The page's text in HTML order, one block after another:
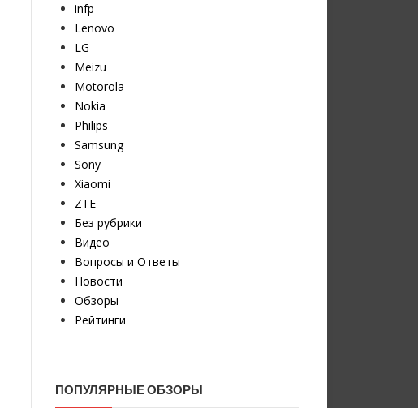
infp
Lenovo
LG
Meizu
Motorola
Nokia
Philips
Samsung
Sony
Xiaomi
ZTE
Без рубрики
Видео
Вопросы и Ответы
Новости
Обзоры
Рейтинги
ПОПУЛЯРНЫЕ ОБЗОРЫ